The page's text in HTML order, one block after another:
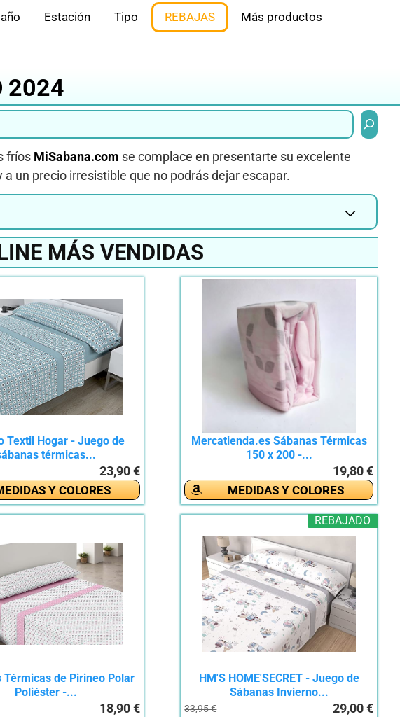
Estación Tipo REBAJAS Más productos
2024
Buscar
fríos MiSabana.com se complace en presentarte su excelente
a un precio irresistible que no podrás dejar escapar.
MÁS VENDIDAS
Textil Hogar - Juego de
térmicas...
23,90 €
Y COLORES
Mercatienda.es Sábanas Térmicas
150 x 200 -...
19,80 €
MEDIDAS Y COLORES
Térmicas de Pirineo Polar
Poliéster -...
18,90 €
REBAJADO
HM'S HOME'SECRET - Juego de
Sábanas Invierno...
33,95 € 29,00 €